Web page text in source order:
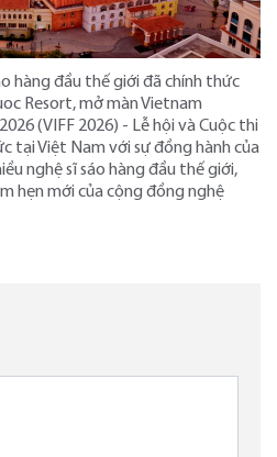
hàng đầu thế giới đã chính thức
Resort, mở màn Vietnam
(VIFF 2026) - Lễ hội và Cuộc thi
tại Việt Nam với sự đồng hành của
nghệ sĩ sáo hàng đầu thế giới,
hẹn mới của cộng đồng nghệ